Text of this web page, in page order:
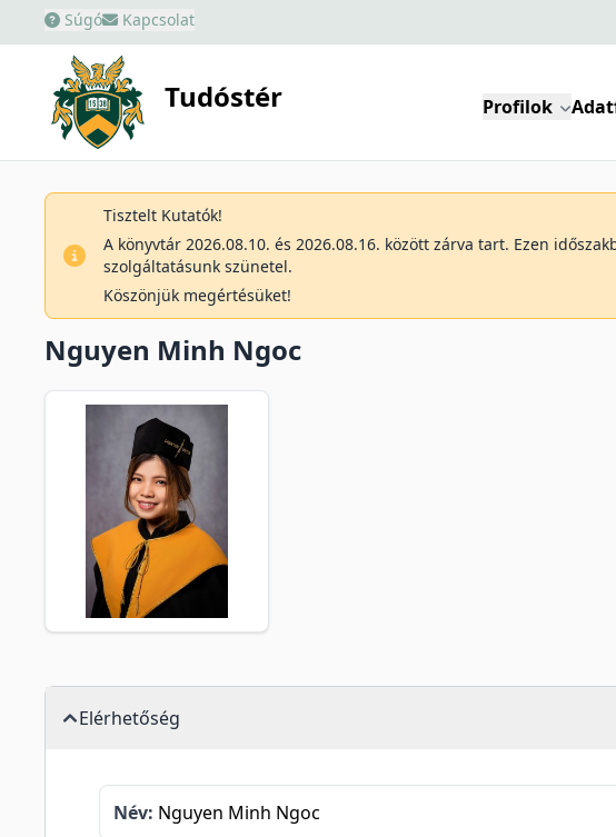
Súgó Kapcsolat
Tudóstér Profilok
Tisztelt Kutatók!
A könyvtár 2026.08.10. és 2026.08.16. között zárva tart. Ezen
szolgáltatásunk szünetel.
Köszönjük megértésüket!
Nguyen Minh Ngoc
Elérhetőség
Név: Nguyen Minh Ngoc